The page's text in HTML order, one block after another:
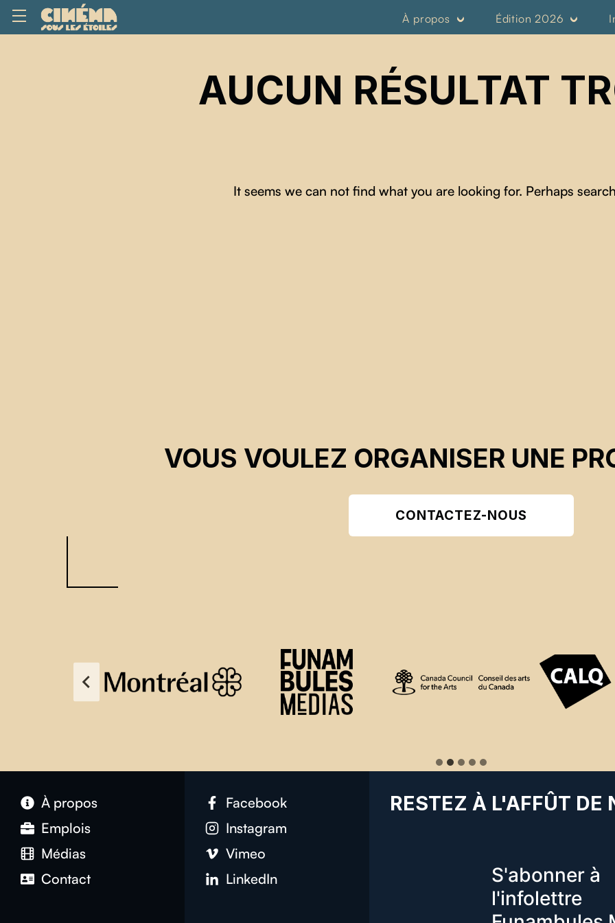
À propos Édition 2026
AUCUN RÉSULTAT
It seems we can not find what you are looking for. Perhaps
VOUS VOULEZ ORGANISER UNE
CONTACTEZ-NOUS
À propos
Emplois
Médias
Contact
Facebook
Instagram
Vimeo
LinkedIn
RESTEZ À L'AFFÛT DE
S'abonner à
l'infolettre